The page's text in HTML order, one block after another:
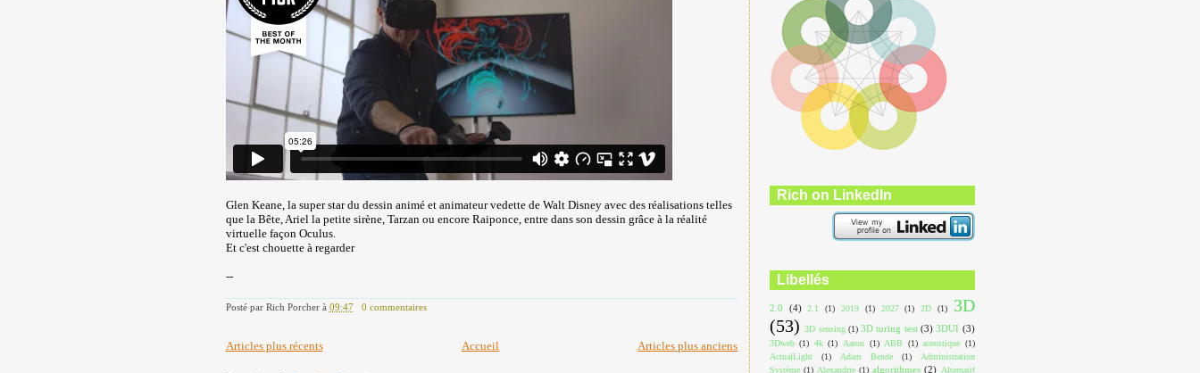
Glen Keane, la super star du dessin animé et animateur vedette de Walt Disney avec des réalisations telles
que la Bête, Ariel la petite sirène, Tarzan ou encore Raiponce, entre dans son dessin grâce à la réalité
virtuelle façon Oculus.
Et c'est chouette à regarder
--
Posté par Rich Porcher à 09:47 0 commentaires
Articles plus récents Articles plus anciens
Accueil
Rich on LinkedIn
Libellés
2.0 (4) 2.1 (1) 2019 (1) 2027 (1) 2D (1)
3D
(53) 3D sensing (1) 3D turing test (3) 3DUI (3)
3Dweb (1) 4k (1) Aaron (1) ABB (1) acoustique (1)
ActualLight
(1) Adam Bende (1)
Administration
Système (1) Alexandrie (1) algorithmes (2) Alternatif